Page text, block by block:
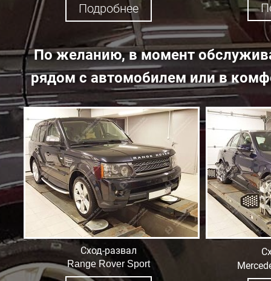
Подробнее
По желанию, в момент
рядом с автомобилем или в
Сход-развал
Range Rover Sport